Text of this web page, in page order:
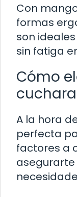
Con
formas
son
sin fatiga
Cómo
A la hora
perfecta
factores a